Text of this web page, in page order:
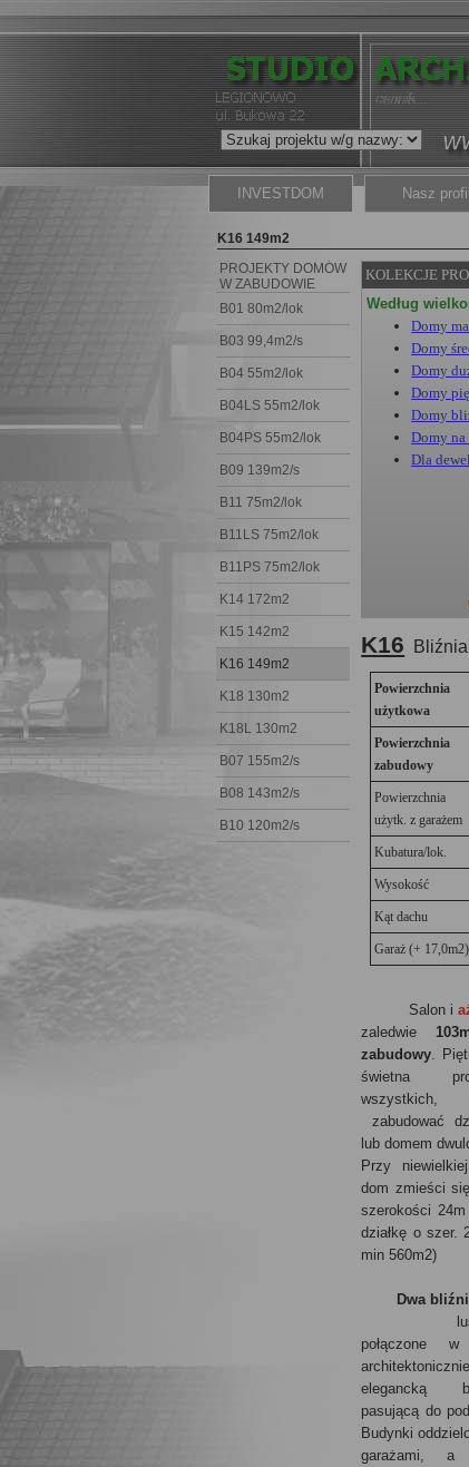
INVESTDOM Nasz profil
K16 149m2
PROJEKTY DOMÓW
W ZABUDOWIE
BLIZNIACZEJ
B01 80m2/lok
B03 99,4m2/s
B04 55m2/lok
B04LS 55m2/lok
B04PS 55m2/lok
B09 139m2/s
B11 75m2/lok
B11LS 75m2/lok
B11PS 75m2/lok
K14 172m2
K15 142m2
K16 149m2
K18 130m2
K18L 130m2
B07 155m2/s
B08 143m2/s
B10 120m2/s
KOLEKCJE
Według
Domy
Domy
Domy
Domy
Domy
Domy na
Dla
K16
Powierzchnia
użytkowa
Powierzchnia
zabudowy
Powierzchnia
użytk. z garażem
Kubatura/lok.
Wysokość
Kąt dachu
Garaż (+ 17,0m2)
Salon i
zaledwie
zabudowy .
świetna
zabudować
lub domem
Przy
dom zmieści
szerokości 24m
działkę o szer.
min 560m2)
Dwa
połączone
elegancką
pasującą do
Budynki
garażami, a